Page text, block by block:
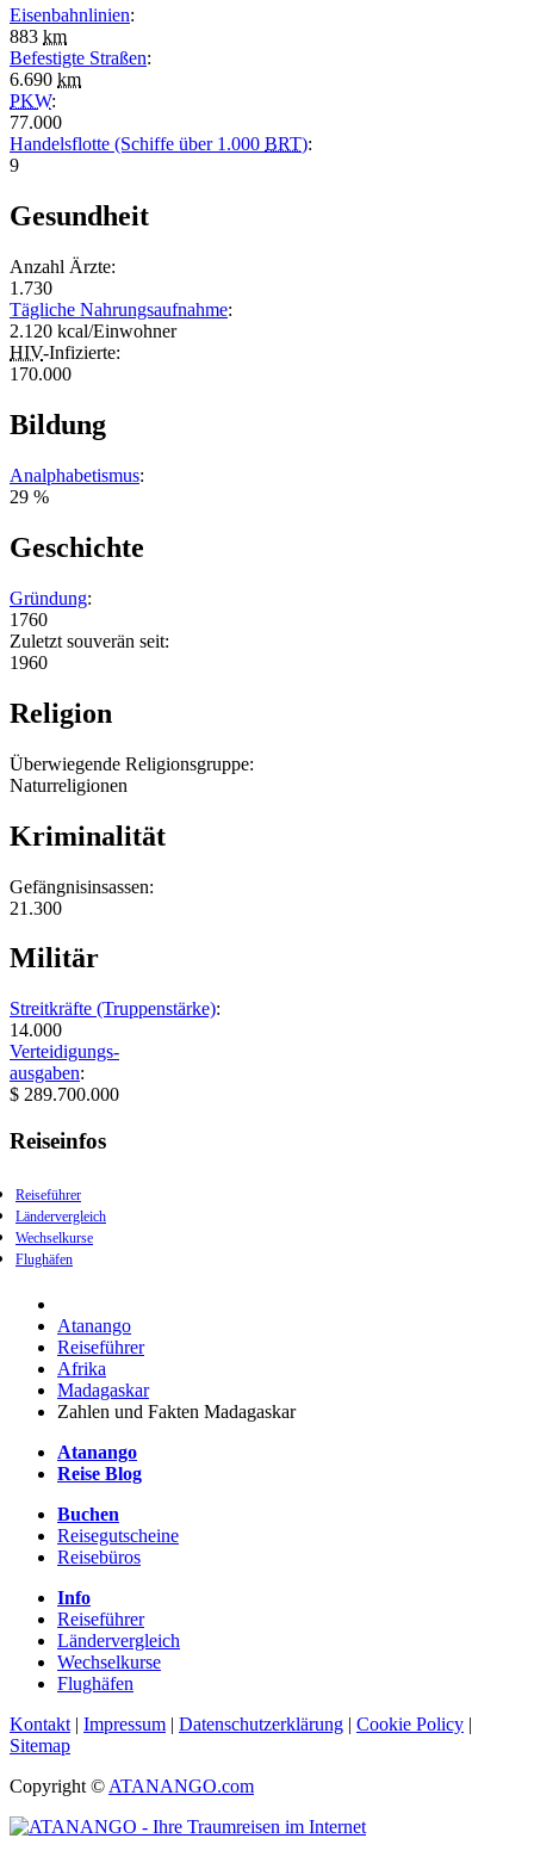
Eisenbahnlinien:
883 km
Befestigte Straßen:
6.690 km
PKW:
77.000
Handelsflotte (Schiffe über 1.000 BRT):
9
Gesundheit
Anzahl Ärzte:
1.730
Tägliche Nahrungsaufnahme:
2.120 kcal/Einwohner
HIV-Infizierte:
170.000
Bildung
Analphabetismus:
29 %
Geschichte
Gründung:
1760
Zuletzt souverän seit:
1960
Religion
Überwiegende Religionsgruppe:
Naturreligionen
Kriminalität
Gefängnisinsassen:
21.300
Militär
Streitkräfte (Truppenstärke):
14.000
Verteidigungs-
ausgaben:
$ 289.700.000
Reiseinfos
Reiseführer
Ländervergleich
Wechselkurse
Flughäfen
Atanango
Reiseführer
Afrika
Madagaskar
Zahlen und Fakten Madagaskar
Atanango
Reise Blog
Buchen
Reisegutscheine
Reisebüros
Info
Reiseführer
Ländervergleich
Wechselkurse
Flughäfen
Kontakt | Impressum | Datenschutzerklärung | Cookie Policy |
Sitemap
Copyright © ATANANGO.com